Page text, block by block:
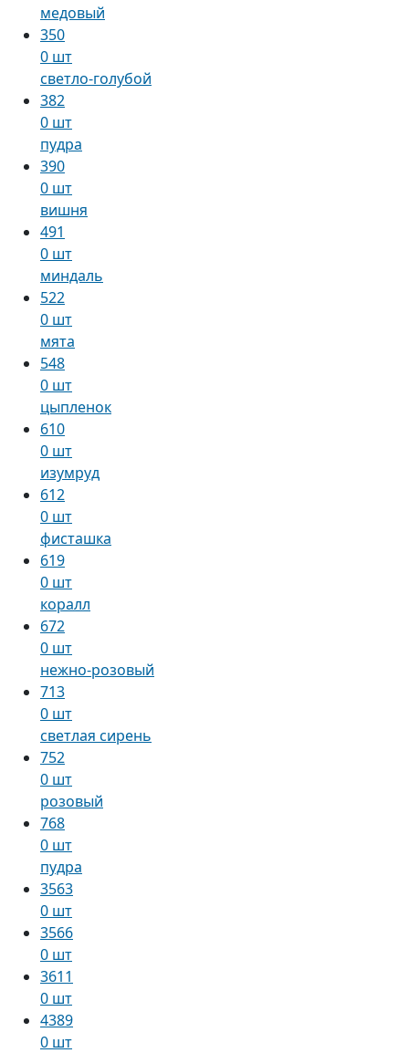
медовый
350
0 шт
светло-голубой
382
0 шт
пудра
390
0 шт
вишня
491
0 шт
миндаль
522
0 шт
мята
548
0 шт
цыпленок
610
0 шт
изумруд
612
0 шт
фисташка
619
0 шт
коралл
672
0 шт
нежно-розовый
713
0 шт
светлая сирень
752
0 шт
розовый
768
0 шт
пудра
3563
0 шт
3566
0 шт
3611
0 шт
4389
0 шт